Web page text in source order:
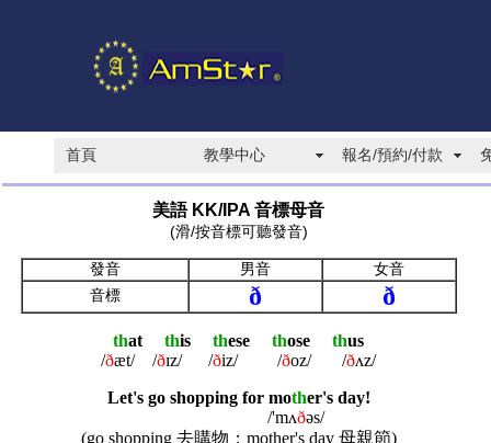
首頁 教學中心 報名/預約/付款
美語 KK/IPA 音標母音
(滑/按音標可聽發音)
發音 男音
女音
音標
ð ð
that this these those thus
/ðæt/ /ðɪz/ /ðiz/ /ðoz/ /ðʌz/
Let's go shopping for mother's day!
/'mʌðəs/
(go shopping 去購物； mother's day母親節)